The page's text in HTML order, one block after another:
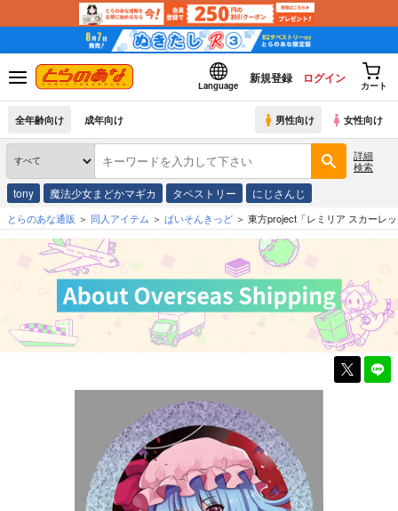
Language
新規登録 ログイン
カート
全年齢向け 成年向け 男性向け 女性向け
詳細
検索
tony 魔法少女まどかマギカ タペストリー にじさんじ
とらのあな通販 同人アイテム ぱいそんきっど 東方project「レミリア スカーレ